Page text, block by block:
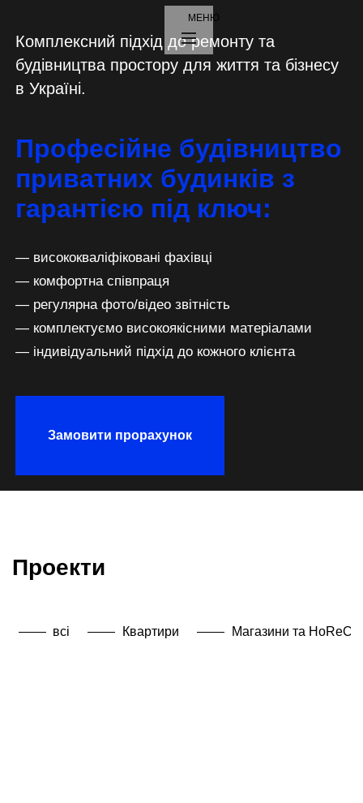
МЕНЮ
Комплексний підхід до ремонту та
будівництва простору для життя та бізнесу
в Україні.
Професійне будівництво
приватних будинків з
гарантією під ключ:
― висококваліфіковані фахівці
― комфортна співпраця
― регулярна фото/відео звітність
― комплектуємо високоякісними матеріалами
― індивідуальний підхід до кожного клієнта
Замовити прорахунок
Проекти
всі Квартири Магазини та HoReCa
вул. Грушевського, 48
м. Дніпро, Україна
Для клієнтів
+380 (67) 563 53 06
workspace.efficient@gmail.com
+380 (67) 828 76 75
workspace.supplying@gmail.com